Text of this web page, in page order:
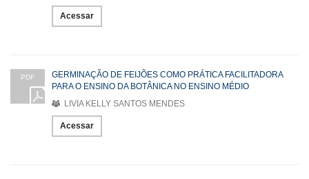
Acessar
PDF
GERMINAÇÃO DE FEIJÕES COMO PRÁTICA FACILITADORA
PARA O ENSINO DA BOTÂNICA NO ENSINO MÉDIO
LIVIA KELLY SANTOS MENDES
Acessar